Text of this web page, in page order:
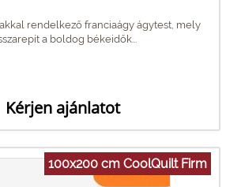
rendelkező franciaágy ágytest, mely
a boldog békeidők...
Kérjen ajánlatot
100x200 cm CoolQuilt Firm